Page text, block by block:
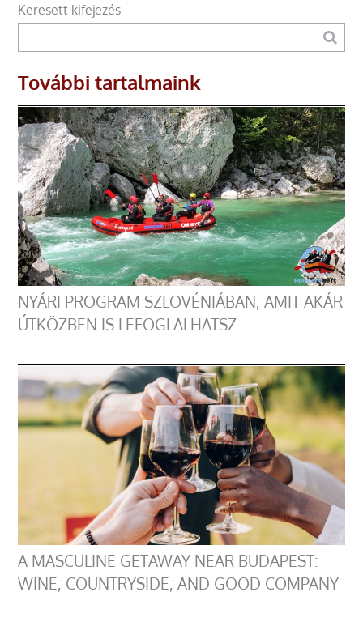
Keresett kifejezés
További tartalmaink
NYÁRI PROGRAM SZLOVÉNIÁBAN, AMIT AKÁR
ÚTKÖZBEN IS LEFOGLALHATSZ
A MASCULINE GETAWAY NEAR BUDAPEST:
WINE, COUNTRYSIDE, AND GOOD COMPANY